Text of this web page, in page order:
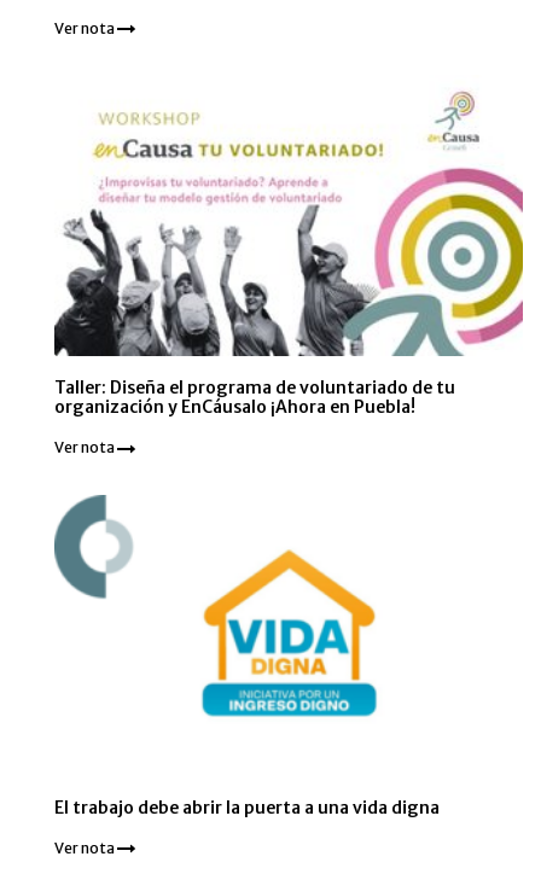
Ver nota
Taller: Diseña el programa de voluntariado de tu
organización y EnCáusalo ¡Ahora en Puebla!
Ver nota
El trabajo debe abrir la puerta a una vida digna
Ver nota